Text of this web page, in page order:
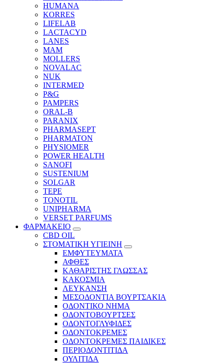
HUMANA
KORRES
LIFELAB
LACTACYD
LANES
MAM
MOLLERS
NOVALAC
NUK
INTERMED
P&G
PAMPERS
ORAL-B
PARANIX
PHARMASEPT
PHARMATON
PHYSIOMER
POWER HEALTH
SANOFI
SUSTENIUM
SOLGAR
TEPE
TONOTIL
UNIPHARMA
VERSET PARFUMS
ΦΑΡΜΑΚΕΙΟ
CBD OIL
ΣΤΟΜΑΤΙΚΗ ΥΓΙΕΙΝΗ
ΕΜΦΥΤΕΥΜΑΤΑ
ΑΦΘΕΣ
ΚΑΘΑΡΙΣΤΗΣ ΓΛΩΣΣΑΣ
ΚΑΚΟΣΜΙΑ
ΛΕΥΚΑΝΣΗ
ΜΕΣΟΔΟΝΤΙΑ ΒΟΥΡΤΣΑΚΙΑ
ΟΔΟΝΤΙΚΟ ΝΗΜΑ
ΟΔΟΝΤΟΒΟΥΡΤΣΕΣ
ΟΔΟΝΤΟΓΛΥΦΙΔΕΣ
ΟΔΟΝΤΟΚΡΕΜΕΣ
ΟΔΟΝΤΟΚΡΕΜΕΣ ΠΑΙΔΙΚΕΣ
ΠΕΡΙΟΔΟΝΤΙΤΙΔΑ
ΟΥΛΙΤΙΔΑ